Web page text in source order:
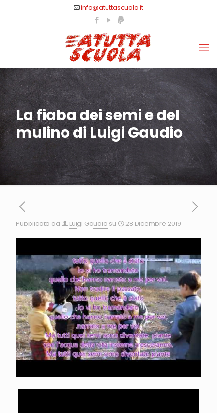
info@atuttascuola.it
La fiaba dei semi e del
mulino di Luigi Gaudio
Pubblicato da Luigi Gaudio su 28 Dicembre 2019